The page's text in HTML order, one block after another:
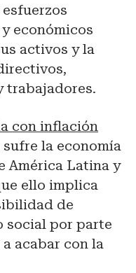
económicos
activos y la
trabajadores.
con inflación
la economía
América Latina y
ello implica
de
social por parte
acabar con la